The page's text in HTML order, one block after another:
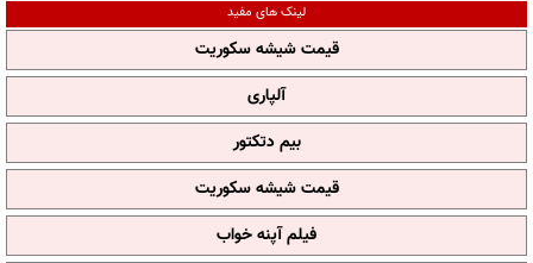
لینک های مفید
قیمت شیشه سکوریت
آلپاری
بیم دتکتور
قیمت شیشه سکوریت
فیلم آپنه خواب